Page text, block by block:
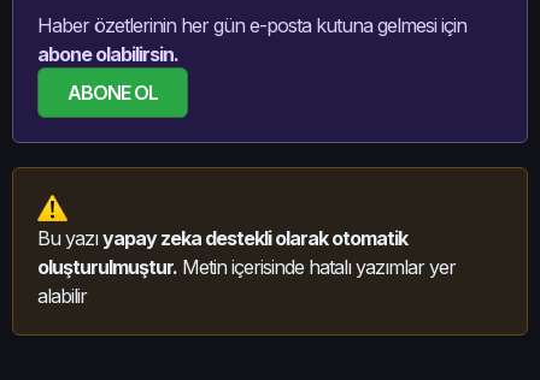
Haber özetlerinin her gün e-posta kutuna gelmesi için
abone olabilirsin.
ABONE OL
Bu yazıyapay zeka destekli olarak otomatik
oluşturulmuştur. Metin içerisinde hatalı yazımlar yer
alabilir